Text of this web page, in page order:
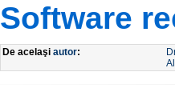
Software
De acelaşi autor: